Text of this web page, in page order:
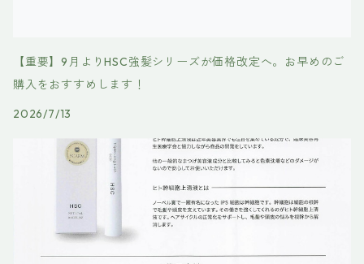
【重要】9月よりHSC強髪シリーズが価格改定へ。お早めのご
購入をおすすめします！
2026/7/13